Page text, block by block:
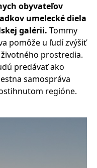
obyvateľov
umelecké diela
galérii. Tommy
pomôže u ľudí zvýšiť
prostredia.
predávať ako
samospráva
regióne.